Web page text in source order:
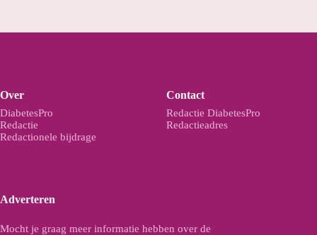
Over
DiabetesPro
Redactie
Redactionele bijdrage
Adverteren
Mocht je graag meer informatie hebben over de
Contact
Redactie DiabetesPro
Redactieadres